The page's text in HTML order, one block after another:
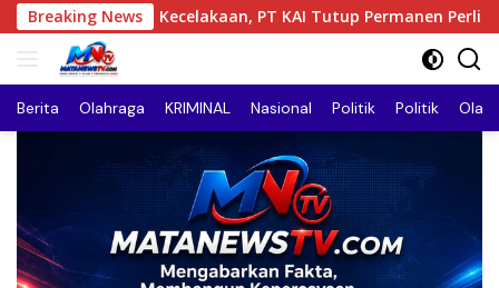
Langsung
ke
Breaking News
PT KAI Tutup Permanen Perlintasan Sebidang di Pasiran
Berita Olahraga KRIMINAL Nasional Politik Politik